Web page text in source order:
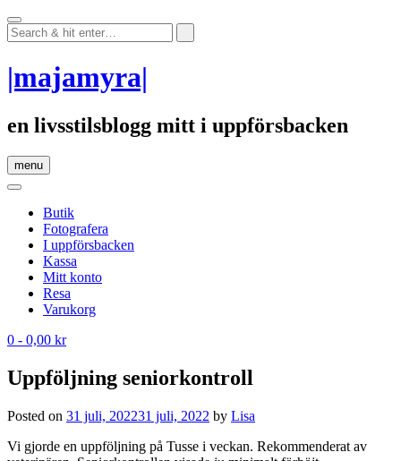
Skip
to
content
|majamyra|
en livsstilsblogg mitt i uppförsbacken
menu
Butik
Fotografera
I uppförsbacken
Kassa
Mitt konto
Resa
Varukorg
0 - 0,00 kr
Uppföljning seniorkontroll
Posted on 31 juli, 202231 juli, 2022 by Lisa
Vi gjorde en uppföljning på Tusse i veckan. Rekommenderat av